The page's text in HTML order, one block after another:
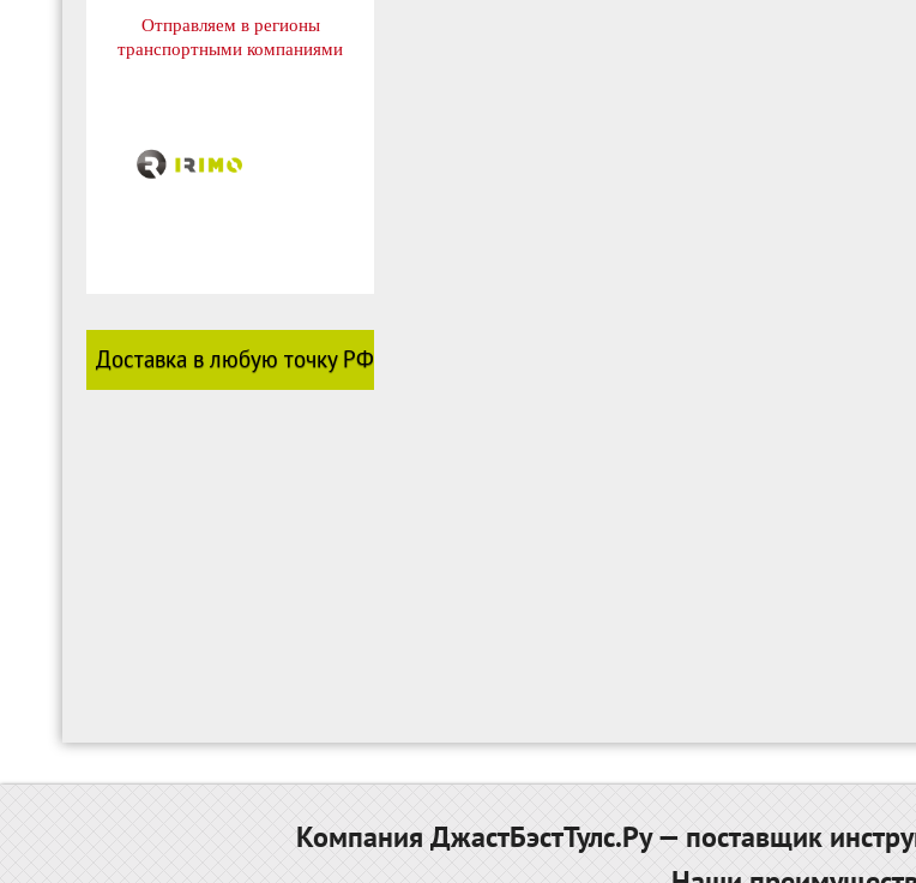
Отправляем в регионы
транспортными компаниями
Доставка в любую точку РФ
Компания ДжастБэстТулс.Ру — поставщик